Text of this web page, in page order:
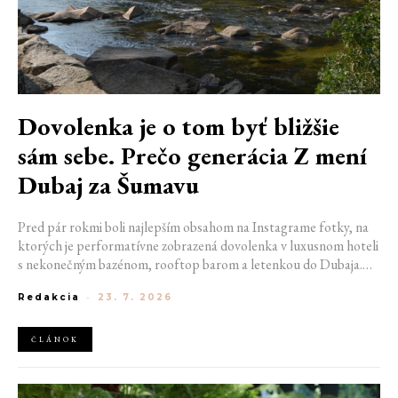
Dovolenka je o tom byť bližšie
sám sebe. Prečo generácia Z mení
Dubaj za Šumavu
Pred pár rokmi boli najlepším obsahom na Instagrame fotky, na
ktorých je performatívne zobrazená dovolenka v luxusnom hoteli
s nekonečným bazénom, rooftop barom a letenkou do Dubaja.
Jizerských horách. Ranné kúpanie v lome. Výlet vlakom na
kamarátmi pri ohni.
Redakcia - 23. 7. 2026
ČLÁNOK